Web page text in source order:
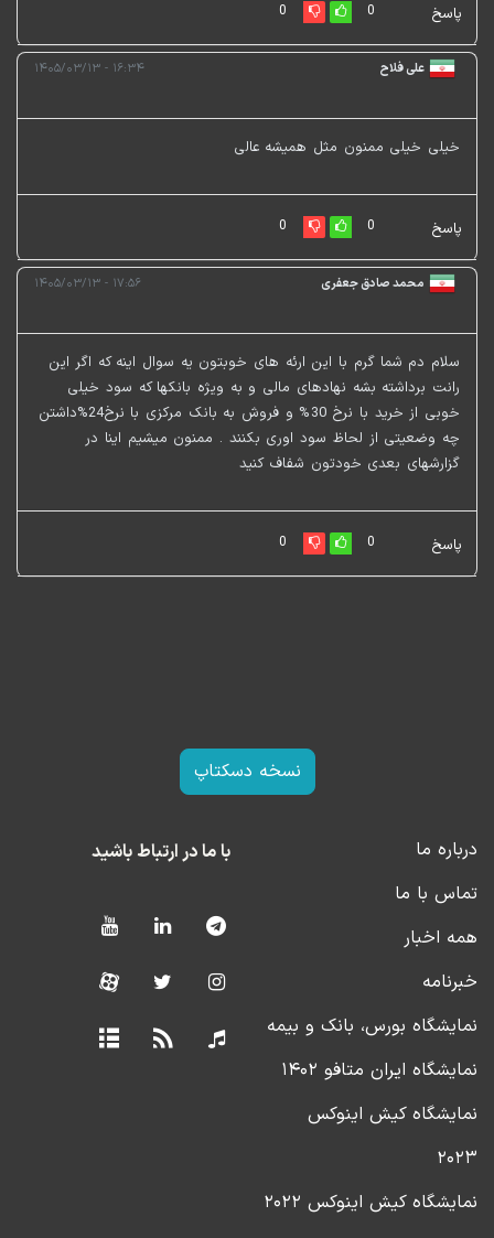
پاسخ 0
0
علی فلاح ۱۶:۳۴ - ۱۴۰۵/۰۳/۱۳
خیلی خیلی ممنون مثل همیشه عالی
پاسخ 0
0
محمد صادق جعفری ۱۷:۵۶ - ۱۴۰۵/۰۳/۱۳
سلام دم شما گرم با این ارئه های خوبتون یه سوال اینه که اگر این
رانت برداشته بشه نهادهای مالی و به ویژه بانکها که سود خیلی
خوبی از خرید با نرخ 30% و فروش به بانک مرکزی با نرخ24%داشتن
چه وضعیتی از لحاظ سود اوری بکنند . ممنون میشیم اینا در
گزارشهای بعدی خودتون شفاف کنید
پاسخ 0
0
نسخه دسکتاپ
درباره ما
تماس با ما
همه اخبار
خبرنامه
نمایشگاه بورس، بانک و بیمه
نمایشگاه ایران متافو ۱۴۰۲
نمایشگاه کیش اینوکس
۲۰۲۳
نمایشگاه کیش اینوکس ۲۰۲۲
با ما در ارتباط باشید